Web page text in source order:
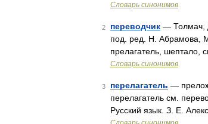
Словарь синонимов
2 переводчик — Толмач,
под. ред. Н. Абрамова,
прелагатель, шептало,
Словарь синонимов
3 перелагатель —
перелагатель см.
Русский язык. З. Е.